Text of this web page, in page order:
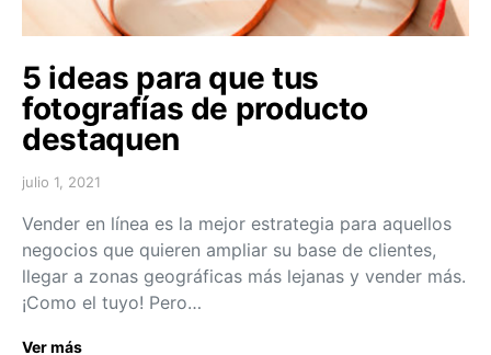
5 ideas para que tus
fotografías de producto
destaquen
julio 1, 2021
Vender en línea es la mejor estrategia para aquellos
negocios que quieren ampliar su base de clientes,
llegar a zonas geográficas más lejanas y vender más.
¡Como el tuyo! Pero…
Ver más